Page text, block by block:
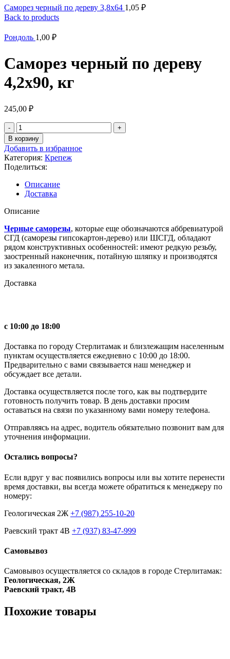
Саморез черный по дереву 3,8х64 1,05 ₽
Back to products
Рондоль 1,00 ₽
Саморез черный по дереву
4,2х90, кг
245,00 ₽
Количество
товара
Саморез
черный
по
дереву
4,2х90,
кг
В корзину
Добавить в избранное
Категория: Крепеж
Поделиться:
Описание
Доставка
Описание
Черные саморезы, которые еще обозначаются аббревиатурой
СГД (саморезы гипсокартон-дерево) или ШСГД, обладают
рядом конструктивных особенностей: имеют редкую резьбу,
заостренный наконечник, потайную шляпку и производятся
из закаленного метала.
Доставка
с 10:00 до 18:00
Доставка по городу Стерлитамак и близлежащим населенным
пунктам осуществляется ежедневно с 10:00 до 18:00.
Предварительно с вами связывается наш менеджер и
обсуждает все детали.
Доставка осуществляется после того, как вы подтвердите
готовность получить товар. В день доставки просим
оставаться на связи по указанному вами номеру телефона.
Отправляясь на адрес, водитель обязательно позвонит вам для
уточнения информации.
Остались вопросы?
Если вдруг у вас появились вопросы или вы хотите перенести
время доставки, вы всегда можете обратиться к менеджеру по
номеру:
Геологическая 2Ж +7 (987) 255-10-20
Раевский тракт 4В +7 (937) 83-47-999
Самовывоз
Самовывоз осуществляется со складов в городе Стерлитамак:
Геологическая, 2Ж
Раевский тракт, 4В
Похожие товары